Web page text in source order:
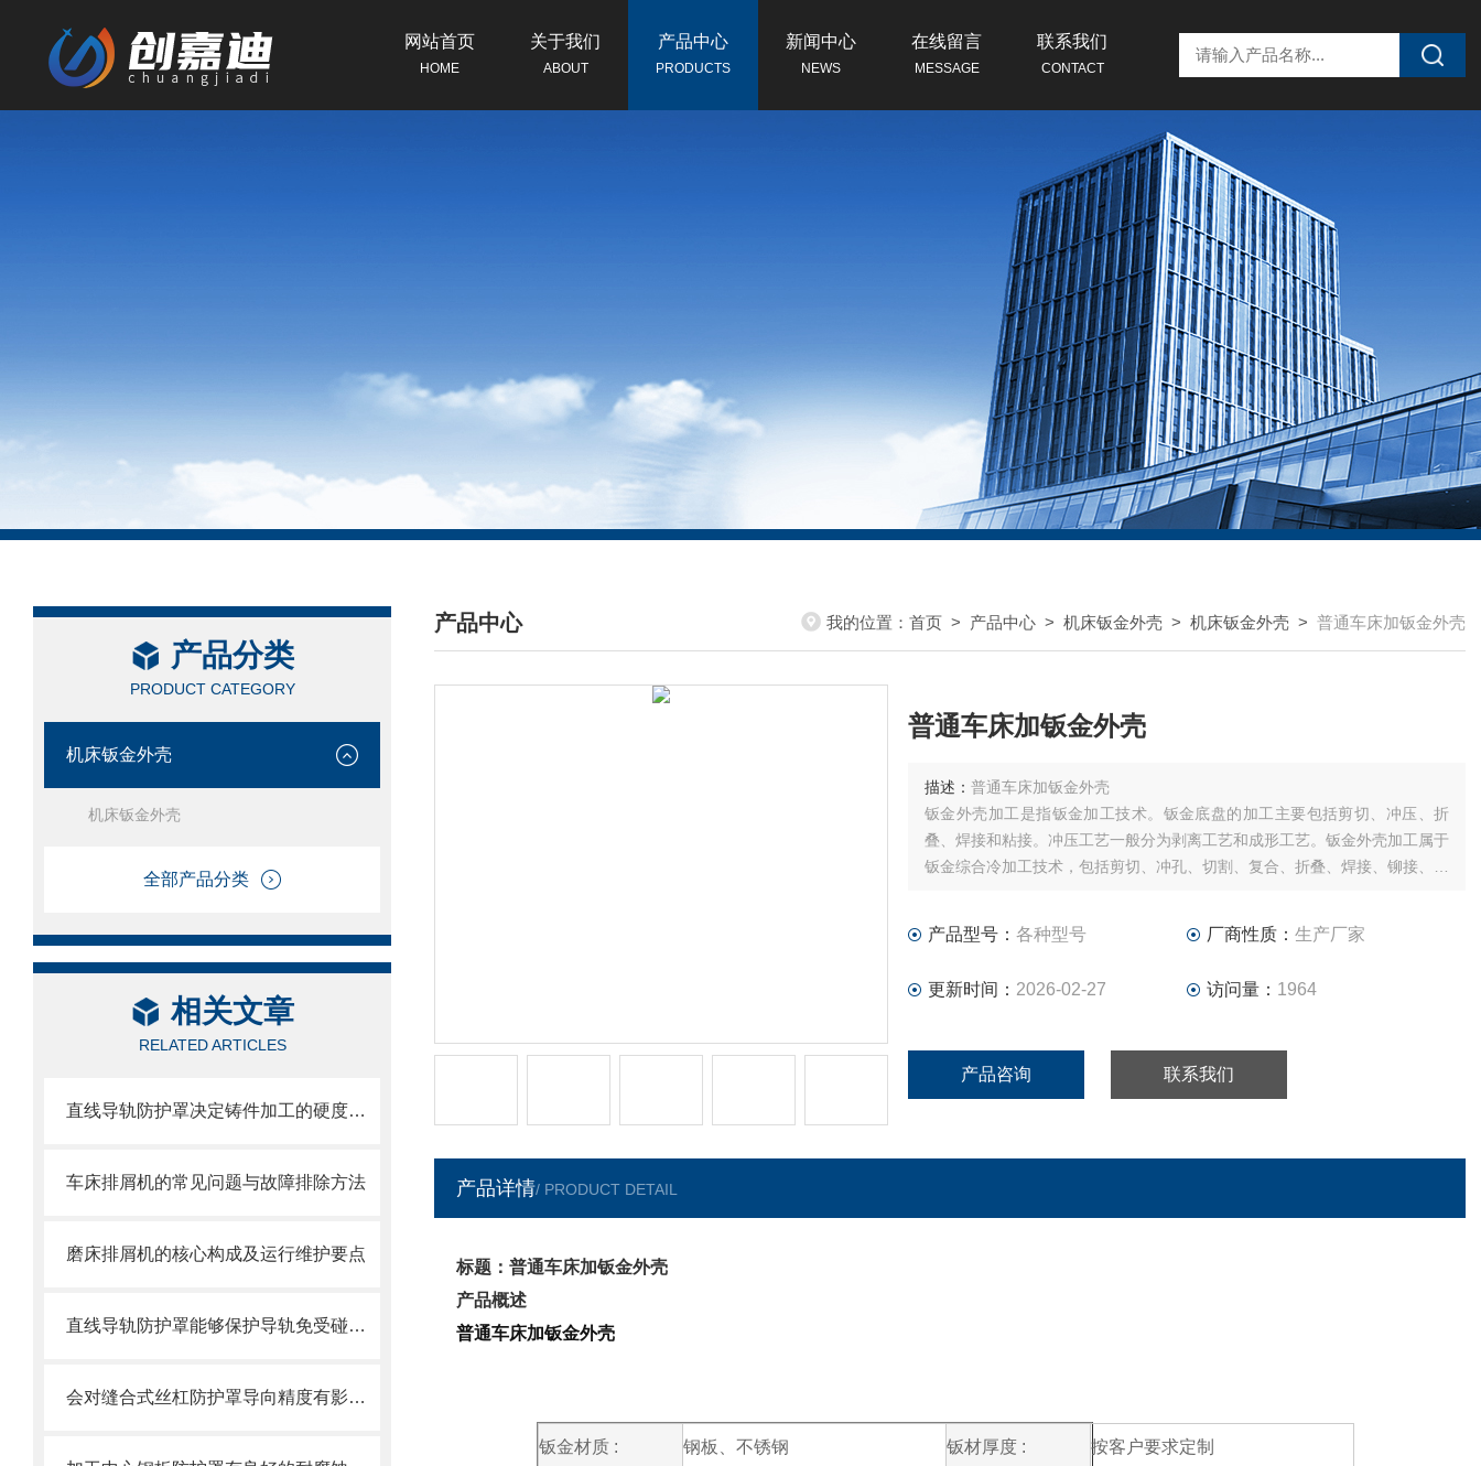
网站首页
HOME
关于我们
ABOUT
产品中心
PRODUCTS
新闻中心
NEWS
在线留言
MESSAGE
联系我们
CONTACT
产品分类
PRODUCT CATEGORY
机床钣金外壳
机床钣金外壳
全部产品分类
相关文章
RELATED ARTICLES
直线导轨防护罩决定铸件加工的硬度值指标
车床排屑机的常见问题与故障排除方法
磨床排屑机的核心构成及运行维护要点
直线导轨防护罩能够保护导轨免受碰撞和磨损
会对缝合式丝杠防护罩导向精度有影响的因素都有哪些？
产品中心
/ PRODUCTS CENTER
我的位置： 首页 > 产品中心 > 机床钣金外壳 > 机床钣金外壳 > 普通车床加钣金外壳
普通车床加钣金外壳
描述： 普通车床加钣金外壳
钣金外壳加工是指钣金加工技术。钣金底盘的加工主要包括剪切、冲压、折
叠、焊接和粘接。冲压工艺一般分为剥离工艺和成形工艺。钣金外壳加工属于
钣金综合冷加工技术，包括剪切、冲孔、切割、复合、折叠、焊接、铆接、拼
产品型号： 各种型号 厂商性质： 生产厂家
更新时间： 2026-02-27 访问量： 1964
产品咨询 联系我们
产品详情/ PRODUCT DETAIL
标题：普通车床加钣金外壳
产品概述
普通车床加钣金外壳
钣金材质 : 钢板、不锈钢 钣材厚度 : 按客户要求定制